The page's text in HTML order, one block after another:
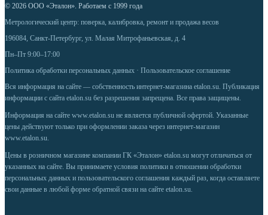
© 2026 ООО «Эталон». Работаем с 1999 года
Метрологический центр: поверка, калибровка, ремонт и продажа весов
196084, Санкт-Петербург, ул. Малая Митрофаньевская, д. 4
Пн–Пт 9:00–17:00
Политика обработки персональных данных · Пользовательское соглашение
Вся информация на сайте — собственность интернет-магазина etalon.su. Публикация
информации с сайта etalon.su без разрешения запрещена. Все права защищены.
Информация на сайте www.etalon.su не является публичной офертой. Указанные
цены действуют только при оформлении заказа через интернет-магазин
www.etalon.su
Цены в розничном магазине компании ГК «Эталон» etalon.su могут отличаться от
указанных на сайте. Вы принимаете условия политики в отношении обработки
персональных данных и пользовательского соглашения каждый раз, когда оставляете
свои данные в любой форме обратной связи на сайте etalon.su.